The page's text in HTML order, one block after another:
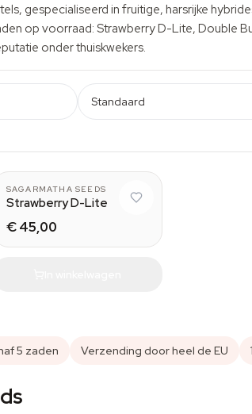
gespecialiseerd in fruitige, harsrijke
op voorraad: Strawberry D-Lite, Double
onder thuiskwekers.
Standaard
SAGARMATHA SEEDS
Strawberry D-Lite
€ 45,00
5 zaden Verzending door heel de EU